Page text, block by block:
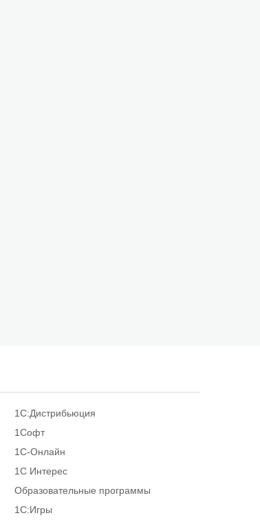
1С:Дистрибьюция
1Софт
1С-Онлайн
1С Интерес
Образовательные программы
1С:Игры